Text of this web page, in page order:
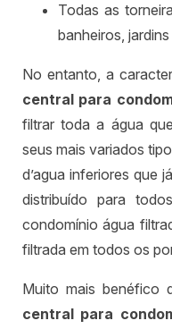
Todas as
banheiros,
No entanto, a
central para
filtrar toda a água
seus mais variados
d’agua inferiores que
distribuído para
condomínio água
filtrada em todos os
Muito mais
central para